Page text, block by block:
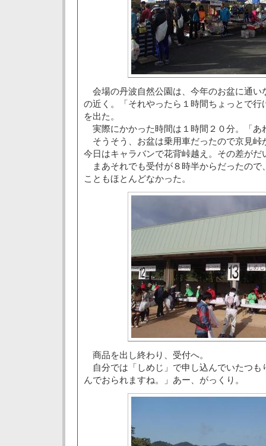
会場の丹波自然公園は、今年のお盆に通い
の近く。「それやったら１時間ちょっとで行
を出た。
実際にかかった時間は１時間２０分。「あ
そうそう、お盆は乗用車だったので京見峠
今日はキャラバンで花背峠越え。その差がだ
まあそれでも受付が８時半からだったので
こともほとんどなかった。
商品を出し終わり、受付へ。
自分では「しめじ」で申し込んでいたつも
んでおられますね。」あー、がっくり。